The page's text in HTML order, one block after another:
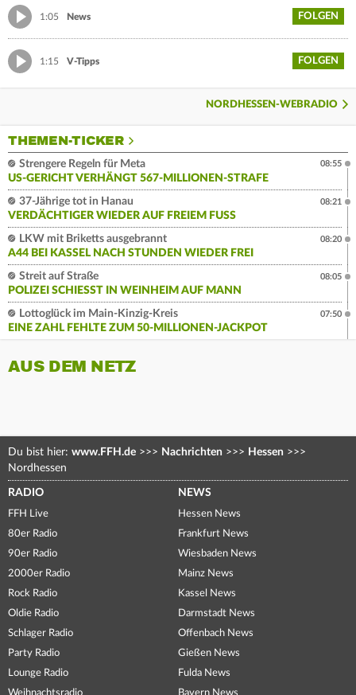
1:05 News FOLGEN
1:15 V-Tipps FOLGEN
NORDHESSEN-WEBRADIO
THEMEN-TICKER
Strengere Regeln für Meta
US-GERICHT VERHÄNGT 567-MILLIONEN-STRAFE
08:55
37-Jährige tot in Hanau
VERDÄCHTIGER WIEDER AUF FREIEM FUSS
08:21
LKW mit Briketts ausgebrannt
A44 BEI KASSEL NACH STUNDEN WIEDER FREI
08:20
Streit auf Straße
POLIZEI SCHIESST IN WEINHEIM AUF MANN
08:05
Lottoglück im Main-Kinzig-Kreis
EINE ZAHL FEHLTE ZUM 50-MILLIONEN-JACKPOT
07:50
AUS DEM NETZ
Du bist hier: www.FFH.de >>> Nachrichten >>> Hessen >>>
Nordhessen
RADIO
FFH Live
80er Radio
90er Radio
2000er Radio
Rock Radio
Oldie Radio
Schlager Radio
Party Radio
Lounge Radio
NEWS
Hessen News
Frankfurt News
Wiesbaden News
Mainz News
Kassel News
Darmstadt News
Offenbach News
Gießen News
Fulda News